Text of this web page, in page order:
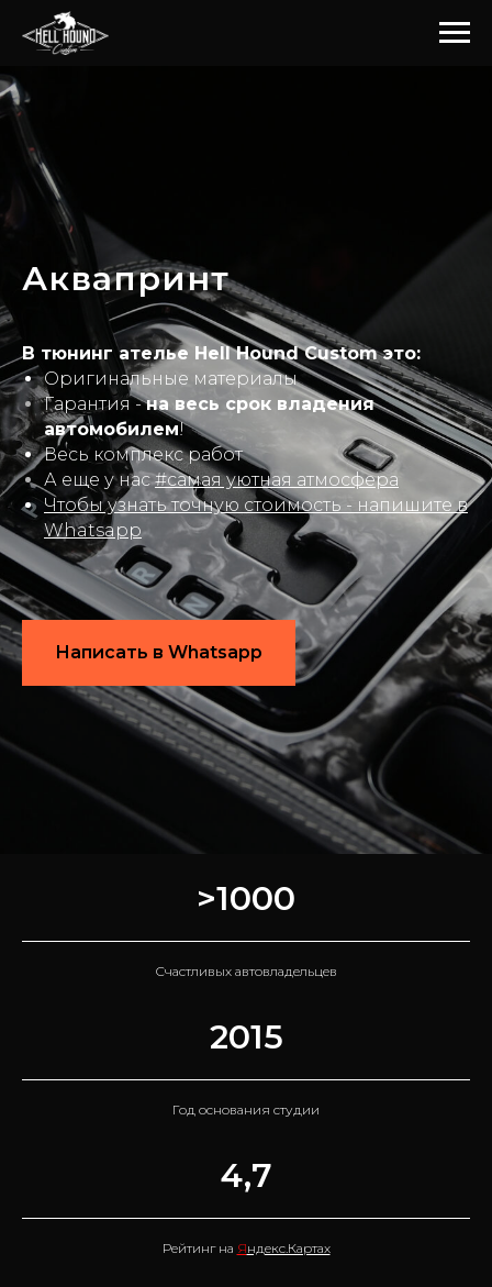
Аквапринт
В тюнинг ателье Hell Hound Custom это:
Оригинальные материалы
Гарантия -на весь срок владения
автомобилем!
Весь комплекс работ
А еще у нас#самая уютная атмосфера
Чтобы узнать точную стоимость - напишите в
Whatsapp
Написать в Whatsapp
>1000
Счастливых автовладельцев
2015
Год основания студии
4,7
Рейтинг на Яндекс.Картах